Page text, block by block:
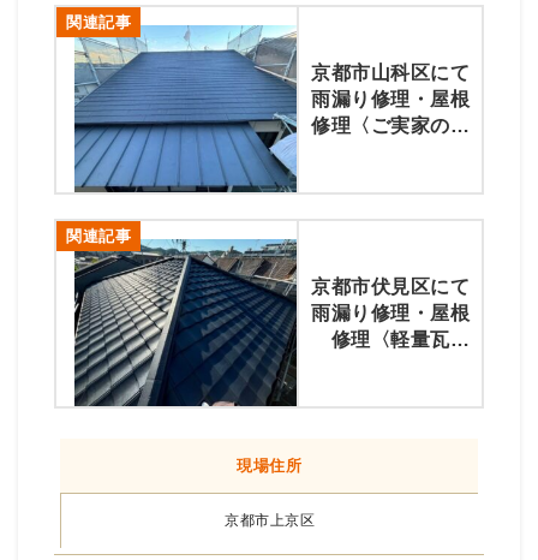
関連記事
京都市山科区にて
雨漏り修理・屋根
修理〈ご実家の葺
関連記事
京都市伏見区にて
雨漏り修理・屋根
修理〈軽量瓦
現場住所
京都市上京区